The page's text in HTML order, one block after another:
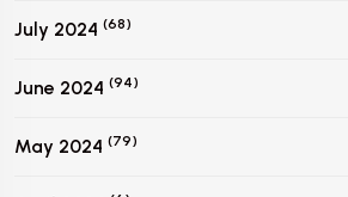
July 2024 (68)
June 2024 (94)
May 2024 (79)